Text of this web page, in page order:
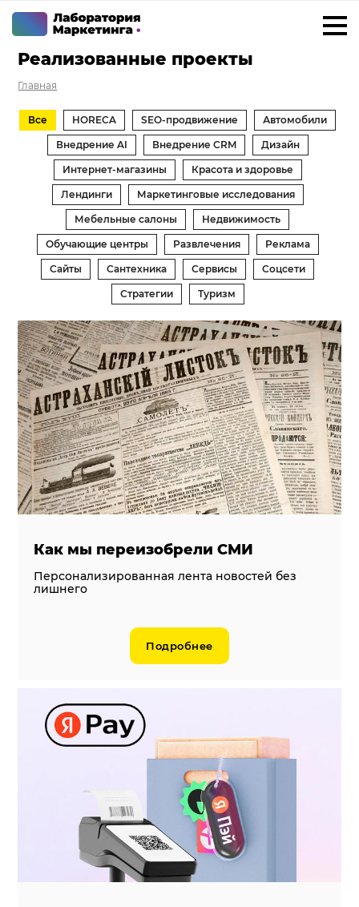
Услуги
Внедрение Битрикс24
Внедрение amoCRM
Разработка CRM на заказ
ИИ решения для бизнеса
Маркетинг «под ключ»
Разработка сайтов
Разработка чат-ботов
Решения
Система продаж для мебельного бизнеса
Система продаж для туристического бизнеса
Повышение конверсии сайтов
Акции
Проекты
Контакты
Реализованные проекты
Главная
Все HORECA SEO-продвижение Автомобили
Внедрение AI Внедрение CRM Дизайн
Интернет-магазины Красота и здоровье
Лендинги Маркетинговые исследования
Мебельные салоны Недвижимость
Обучающие центры Развлечения Реклама
Сайты Сантехника Сервисы Соцсети
Стратегии Туризм
Как мы переизобрели СМИ
Персонализированная лента новостей без
лишнего
Подробнее